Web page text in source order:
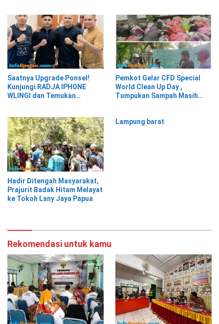
Saatnya Upgrade Ponsel!
Kunjungi RADJA IPHONE
WLINGI dan Temukan
Pemkot Gelar CFD Special
World Clean Up Day ,
Tumpukan Sampah Masih
Hadir Ditengah Masyarakat,
Prajurit Badak Hitam Melayat
ke Tokoh Lany Jaya Papua
Lampung barat
Rekomendasi untuk kamu